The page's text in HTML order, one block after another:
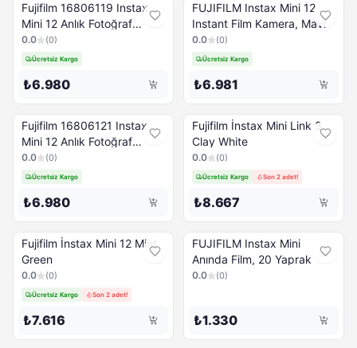
Fujifilm 16806119 Instax
Mini 12 Anlık Fotoğraf
Makinesi Yeşil
0.0 (0)
Ücretsiz Kargo
₺6.980
FUJIFILM Instax Mini 12
Instant Film Kamera, Mavi
0.0 (0)
Ücretsiz Kargo
₺6.981
Fujifilm 16806121 Instax
Mini 12 Anlık Fotoğraf
Makinesi Beyaz
0.0 (0)
Ücretsiz Kargo
₺6.980
Fujifilm İnstax Mini Link 3
Clay White
0.0 (0)
Ücretsiz Kargo Son 2 adet!
₺8.667
Fujifilm İnstax Mini 12 Mint
Green
0.0 (0)
Ücretsiz Kargo Son 2 adet!
₺7.616
FUJIFILM Instax Mini
Anında Film, 20 Yaprak
0.0 (0)
₺1.330